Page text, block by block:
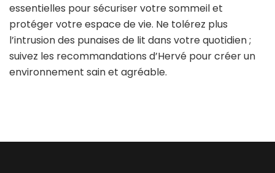
essentielles pour sécuriser votre sommeil et
protéger votre espace de vie. Ne tolérez plus
l’intrusion des punaises de lit dans votre quotidien ;
suivez les recommandations d’Hervé pour créer un
environnement sain et agréable.